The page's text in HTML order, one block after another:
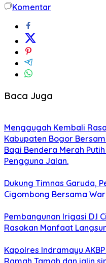
Komentar
Baca Juga
Menggugah Kembali
Kabupaten Bogor
Bagi Bendera Merah
Pengguna Jalan.
Dukung Timnas Garuda,
Cigombong Bersama
Pembangunan Irigasi D.I
Rasakan Manfaat
Kapolres Indramayu